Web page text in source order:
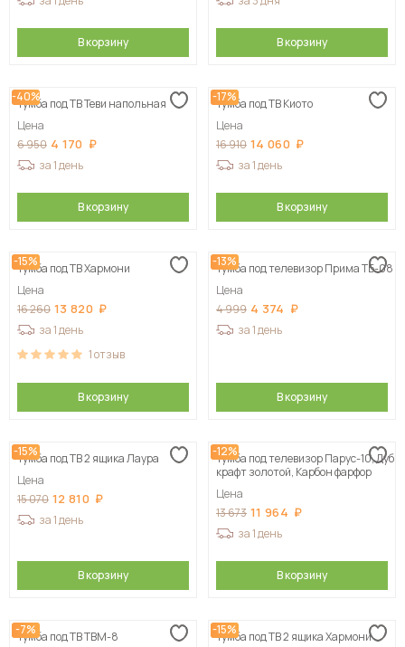
В корзину В корзину
-40%
Тумба под ТВ Теви напольная
Цена
6 950 4 170
за 1 день
В корзину
-17%
Тумба под ТВ Киото
Цена
16 910 14 060
за 1 день
В корзину
-15%
Тумба под ТВ Хармони
Цена
16 260 13 820
за 1 день
1отзыв
В корзину
-13%
Тумба под телевизор Прима ТБ-08
Цена
4 999 4 374
за 1 день
В корзину
-15%
Тумба под ТВ 2 ящика Лаура
Цена
15 070 12 810
за 1 день
В корзину
-12%
Тумба под телевизор Парус-10, Дуб
крафт золотой, Карбон фарфор
Цена
13 673 11 964
за 1 день
В корзину
-7%
Тумба под ТВ ТВМ-8
-15%
Тумба под ТВ 2 ящика Хармони